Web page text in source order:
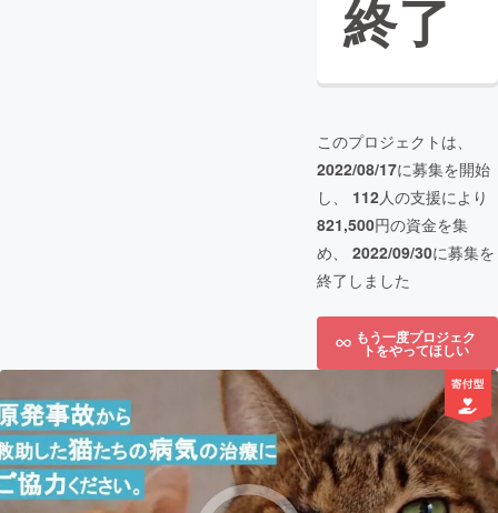
終了
このプロジェクトは、
2022/08/17に募集を開始
し、 112人の支援により
821,500円の資金を集
め、 2022/09/30に募集を
終了しました
もう一度プロジェク
トをやってほしい